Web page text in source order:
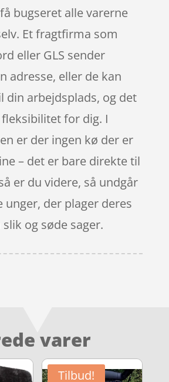
bugseret alle varerne
Et fragtfirma som
eller GLS sender
adresse, eller de kan
din arbejdsplads, og det
for dig. I
er der ingen kø der er
– det er bare direkte til
er du videre, så undgår
unger, der plager deres
og søde sager.
varer
Tilbud!